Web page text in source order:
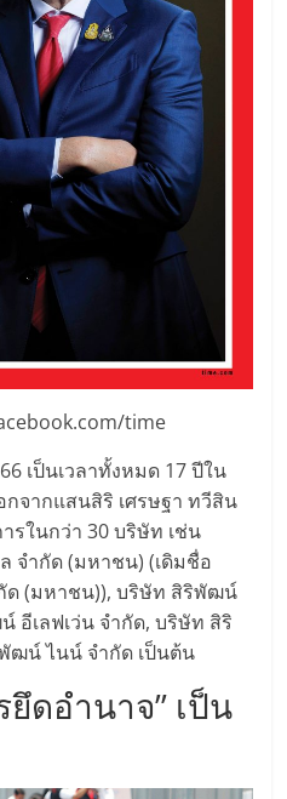
time
เป็นเวลาทั้งหมด 17 ปีใน
จากแสนสิริ เศรษฐา ทวีสิน
รในกว่า 30 บริษัท เช่น
จำกัด (มหาชน) (เดิมชื่อ
(มหาชน)), บริษัท สิริพัฒน์
อีเลฟเว่น จำกัด, บริษัท สิริ
ฒน์ ไนน์ จำกัด เป็นต้น
ยึดอำนาจ” เป็น